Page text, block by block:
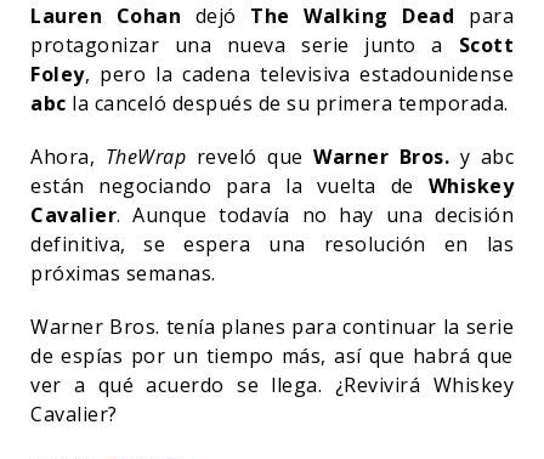
Lauren Cohan dejó The Walking Dead para
protagonizar una nueva serie junto a Scott
Foley, pero la cadena televisiva estadounidense
abc la canceló después de su primera temporada.
Ahora, TheWrap reveló que Warner Bros. y abc
están negociando para la vuelta de Whiskey
Cavalier. Aunque todavía no hay una decisión
definitiva, se espera una resolución en las
próximas semanas.
Warner Bros. tenía planes para continuar la serie
de espías por un tiempo más, así que habrá que
ver a qué acuerdo se llega. ¿Revivirá Whiskey
Cavalier?